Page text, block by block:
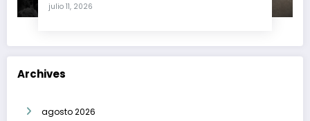
julio 11, 2026
Archives
agosto 2026